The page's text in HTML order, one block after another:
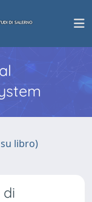
libro)
di